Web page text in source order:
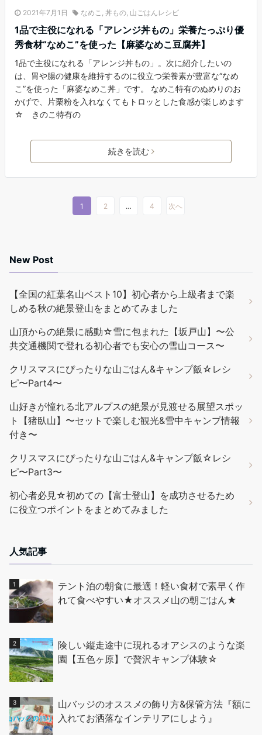
2021年7月1日 なめこ 丼もの 山ごはんレシピ
1品で主役になれる「アレンジ丼もの」栄養たっぷり優
秀食材“なめこ”を使った【麻婆なめこ豆腐丼】
1品で主役になれる「アレンジ丼もの」。次に紹介したいの
は、胃や腸の健康を維持するのに役立つ栄養素が豊富な“なめ
こ”を使った「麻婆なめこ丼」です。 なめこ特有のぬめりのお
かげで、片栗粉を入れなくてもトロッとした食感が楽しめます
☆ きのこ特有の
続きを読む
1 2 … 4 次へ
New Post
【全国の紅葉名山ベスト10】初心者から上級者まで楽
しめる秋の絶景登山をまとめてみました
山頂からの絶景に感動☆雪に包まれた【坂戸山】〜公
共交通機関で登れる初心者でも安心の雪山コース〜
クリスマスにぴったりな山ごはん&キャンプ飯☆レシ
ピ〜Part4〜
山好きが憧れる北アルプスの絶景が見渡せる展望スポッ
ト【猪臥山】〜セットで楽しむ観光&雪中キャンプ情報
付き〜
クリスマスにぴったりな山ごはん&キャンプ飯☆レシ
ピ〜Part3〜
初心者必見☆初めての【富士登山】を成功させるため
に役立つポイントをまとめてみました
人気記事
テント泊の朝食に最適！軽い食材で素早く作
れて食べやすい★オススメ山の朝ごはん★
険しい縦走途中に現れるオアシスのような楽
園【五色ヶ原】で贅沢キャンプ体験☆
山バッジのオススメの飾り方&保管方法『額に
入れてお洒落なインテリアにしよう』